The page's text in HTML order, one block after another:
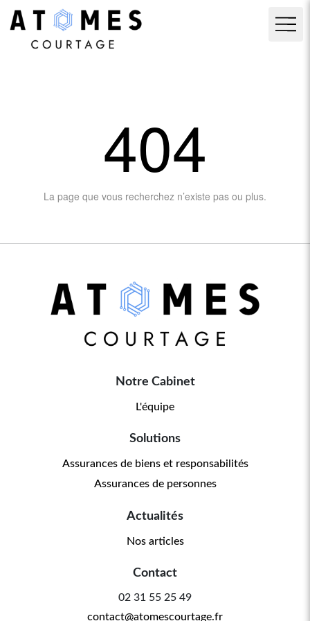
404
La page que vous recherchez n’existe pas ou plus.
Notre Cabinet
L'équipe
Solutions
Assurances de biens et responsabilités
Assurances de personnes
Actualités
Nos articles
Contact
02 31 55 25 49
contact@atomescourtage.fr